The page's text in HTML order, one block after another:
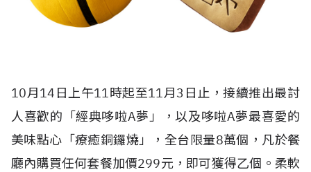
10月14日上午11時起至11月3日止，接續推出最討
人喜歡的「經典哆啦A夢」，以及哆啦A夢最喜愛的
美味點心「療癒銅鑼燒」，全台限量8萬個，凡於餐
廳內購買任何套餐加價299元，即可獲得乙個。柔軟